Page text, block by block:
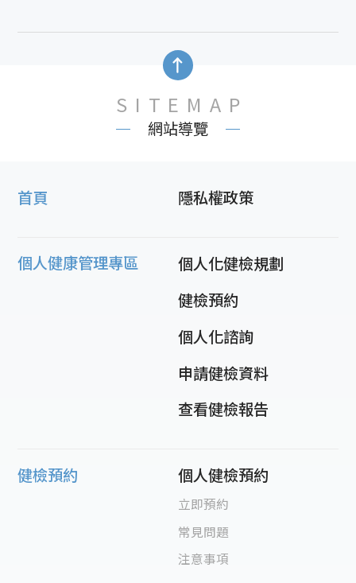
SITEMAP
網站導覽
首頁 隱私權政策
個人健康管理專區
個人化健檢規劃
健檢預約
個人化諮詢
申請健檢資料
查看健檢報告
健檢預約 個人健檢預約
立即預約
常見問題
注意事項